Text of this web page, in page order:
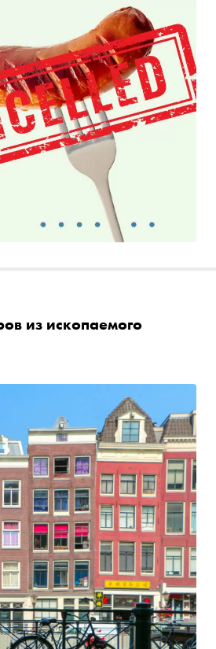
из ископаемого